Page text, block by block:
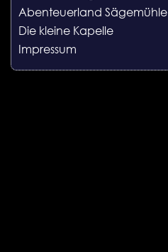
Abenteuerland Sägemühle
Die kleine Kapelle
Impressum